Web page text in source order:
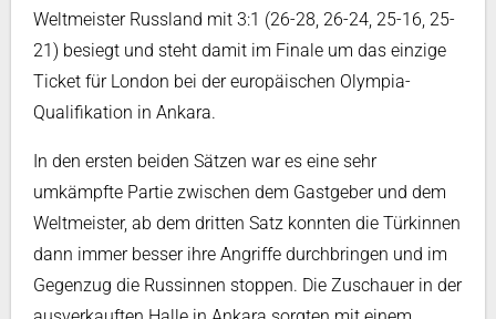
Weltmeister Russland mit 3:1 (26-28, 26-24, 25-16, 25-
21) besiegt und steht damit im Finale um das einzige
Ticket für London bei der europäischen Olympia-
Qualifikation in Ankara.
In den ersten beiden Sätzen war es eine sehr
umkämpfte Partie zwischen dem Gastgeber und dem
Weltmeister, ab dem dritten Satz konnten die Türkinnen
dann immer besser ihre Angriffe durchbringen und im
Gegenzug die Russinnen stoppen. Die Zuschauer in der